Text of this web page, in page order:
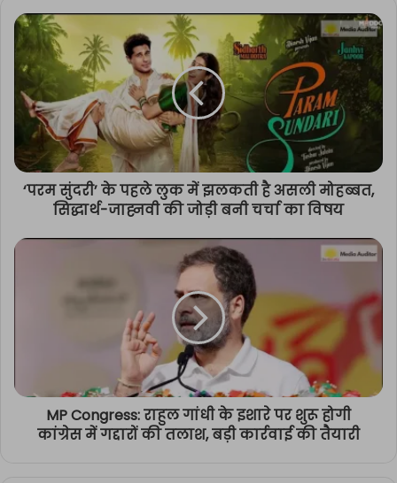
‘परम सुंदरी’ के पहले लुक में झलकती है असली मोहब्बत,
सिद्धार्थ-जाह्नवी की जोड़ी बनी चर्चा का विषय
MP Congress: राहुल गांधी के इशारे पर शुरू होगी
कांग्रेस में गद्दारों की तलाश, बड़ी कार्रवाई की तैयारी